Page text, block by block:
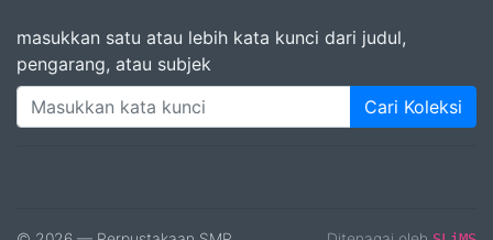
masukkan satu atau lebih kata kunci dari judul,
pengarang, atau subjek
Cari Koleksi